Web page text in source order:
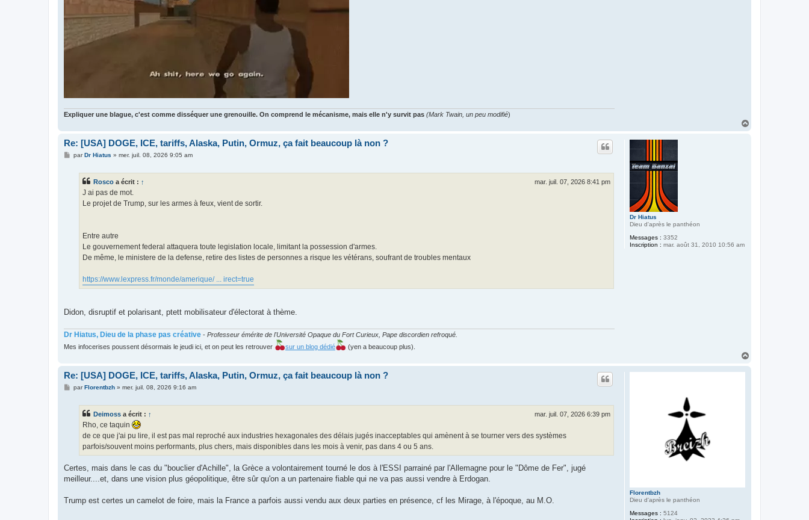
Expliquer une blague, c'est comme disséquer une grenouille. On comprend le mécanisme, mais elle n'y survit pas (Mark Twain, un peu modifié)
Dr Hiatus
Dieu d'après le panthéon
Messages : 3352
Inscription : mar. août 31, 2010 10:56 am
Re: [USA] DOGE, ICE, tariffs, Alaska, Putin, Ormuz, ça fait beaucoup là non ?
MparDr Hiatus » mer. juil. 08, 2026 9:05 am
Rosco a écrit : ↑ mar. juil. 07, 2026 8:41 pm
J ai pas de mot.
Le projet de Trump, sur les armes à feux, vient de sortir.
Entre autre
Le gouvernement federal attaquera toute legislation locale, limitant la possession d'armes.
De même, le ministere de la defense, retire des listes de personnes a risque les vétérans, soufrant de troubles mentaux
https://www.lexpress.fr/monde/amerique/ ... irect=true
Didon, disruptif et polarisant, ptett mobilisateur d'électorat à thème.
Dr Hiatus, Dieu de la phase pas créative - Professeur émérite de l'Université Opaque du Fort Curieux, Pape discordien refroqué.
Mes infocerises poussent désormais le jeudi ici, et on peut les retrouver
sur un blog dédié (yen a beaucoup plus).
Florentbzh
Dieu d'après le panthéon
Messages : 5124
Re: [USA] DOGE, ICE, tariffs, Alaska, Putin, Ormuz, ça fait beaucoup là non ?
MparFlorentbzh» mer. juil. 08, 2026 9:16 am
Deimoss a écrit : ↑ mar. juil. 07, 2026 6:39 pm
Rho, ce taquin
de ce que j'ai pu lire, il est pas mal reproché aux industries hexagonales des délais jugés inacceptables qui amènent à se tourner vers des systèmes
parfois/souvent moins performants, plus chers, mais disponibles dans les mois à venir, pas dans 4 ou 5 ans.
Certes, mais dans le cas du "bouclier d'Achille", la Grèce a volontairement tourné le dos à l'ESSI parrainé par l'Allemagne pour le "Dôme de Fer", jugé
meilleur....et, dans une vision plus géopolitique, être sûr qu'on a un partenaire fiable qui ne va pas aussi vendre à Erdogan.
Trump est certes un camelot de foire, mais la France a parfois aussi vendu aux deux parties en présence, cf les Mirage, à l'époque, au M.O.